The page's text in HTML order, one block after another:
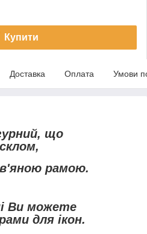
Купити
Доставка Оплата Умови
що
рамою.
Ви можете
для ікон.